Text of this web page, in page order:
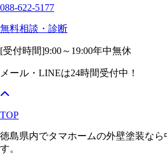
088-622-5177
無料相談・診断
[受付時間]9:00～19:00年中無休
メール・LINEは24時間受付中！
TOP
徳島県内でタマホームの外壁塗装なら
す。